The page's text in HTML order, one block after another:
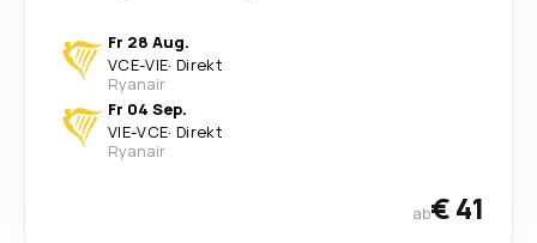
Fr 28 Aug.
VCE-VIE· Direkt
Ryanair
Fr 04 Sep.
VIE-VCE· Direkt
Ryanair
ab€ 41